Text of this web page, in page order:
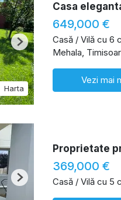
Harta
Next
Casa
649,000 €
Casă / Vilă cu 6
Mehala,
Vezi mai
Next
Proprietate
369,000 €
Casă / Vilă cu 5